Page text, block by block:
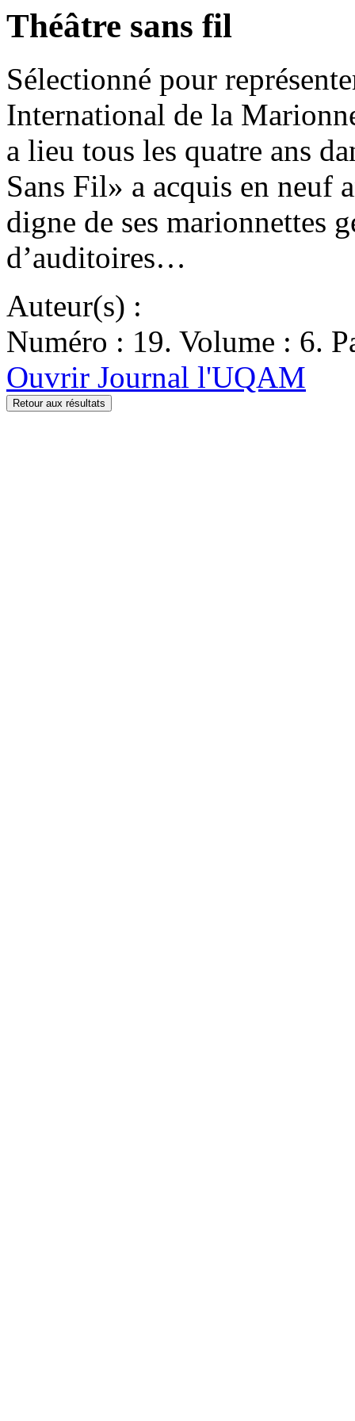
Théâtre sans fil
Sélectionné pour
International de la
a lieu tous les quatre ans
Sans Fil» a acquis en neuf
digne de ses marionnettes
d’auditoires…
Auteur(s) :
Numéro : 19. Volume : 6.
Ouvrir Journal l'UQAM
Retour aux résultats